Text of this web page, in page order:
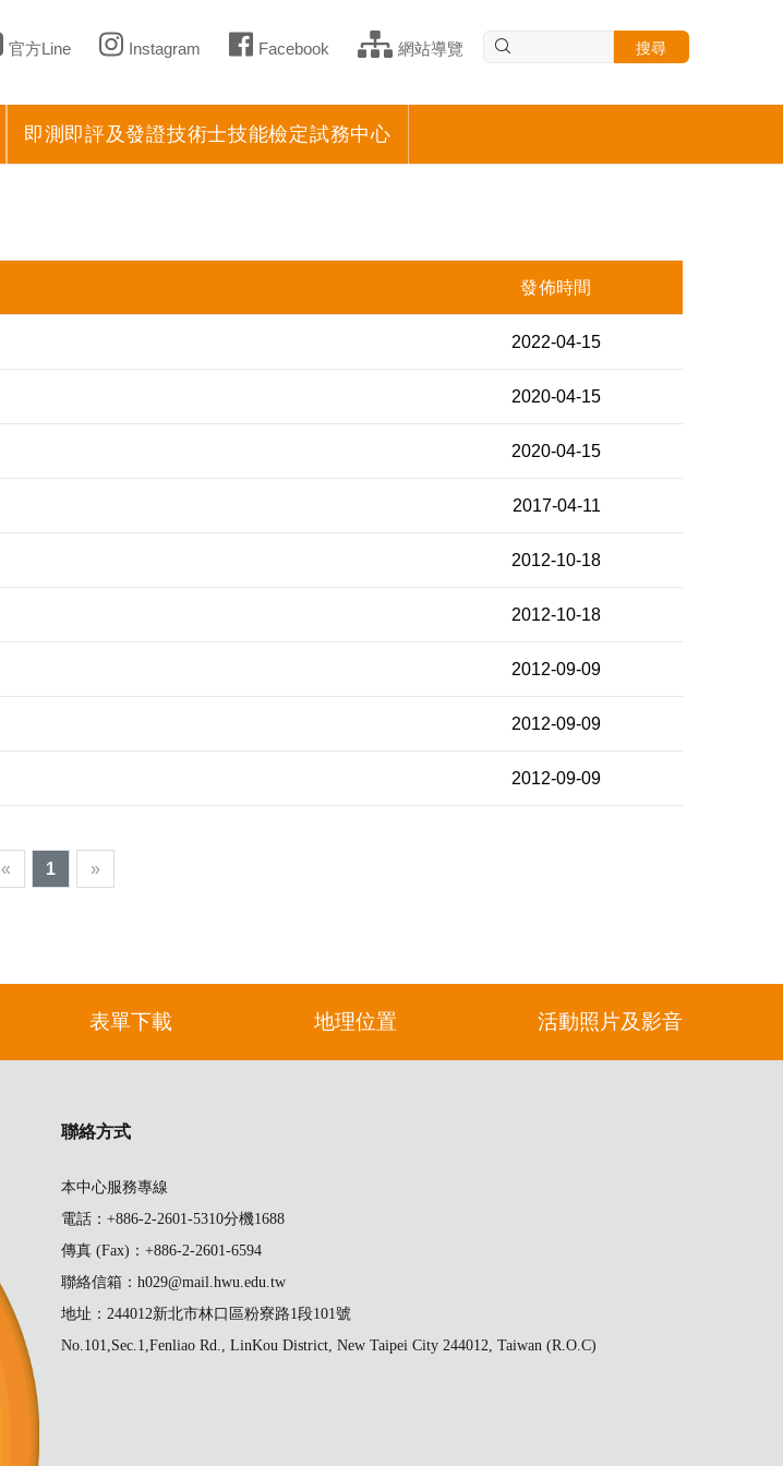
官方Line Instagram Facebook 網站導覽 搜尋
即測即評及發證技術士技能檢定試務中心
發佈時間
2022-04-15
2020-04-15
2020-04-15
2017-04-11
2012-10-18
2012-10-18
2012-09-09
2012-09-09
2012-09-09
« 1 »
表單下載 地理位置 活動照片及影音
聯絡方式
本中心服務專線
電話：+886-2-2601-5310分機1688
傳真 (Fax)：+886-2-2601-6594
聯絡信箱：h029@mail.hwu.edu.tw
地址：244012新北市林口區粉寮路1段101號
No.101,Sec.1,Fenliao Rd., LinKou District, New Taipei City 244012, Taiwan (R.O.C)